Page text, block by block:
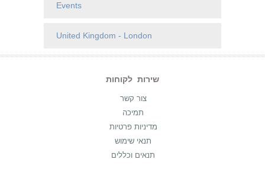
Events
United Kingdom - London
שירות לקוחות
צור קשר
תמיכה
מדיניות פרטיות
תנאי שימוש
תנאים וכללים